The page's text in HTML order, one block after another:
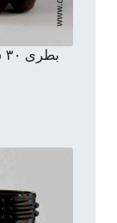
بطری ۳۰ سی سی پافیلی دهانه ۲۸